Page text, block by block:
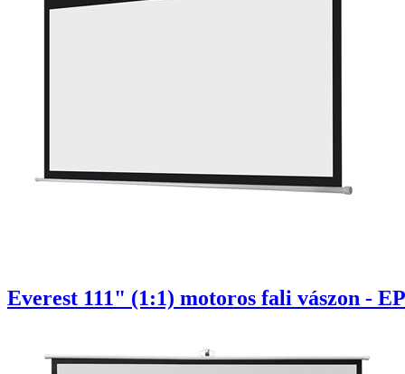
Everest 111" (1:1) motoros fali vászon -